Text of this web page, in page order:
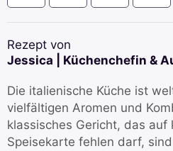
Rezept von
Jessica | Küchenchefin &
Die italienische Küche ist
vielfältigen Aromen und
klassisches Gericht, das auf
Speisekarte fehlen darf,